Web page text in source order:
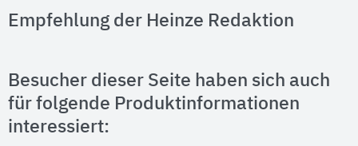
Empfehlung der Heinze Redaktion
Besucher dieser Seite haben sich auch
für folgende Produktinformationen
interessiert: